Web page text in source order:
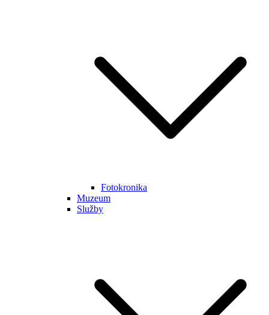
Fotokronika
Muzeum
Služby